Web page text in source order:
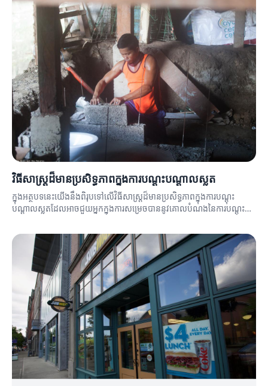
វិធីសាស្ត្រដ៏មានប្រសិទ្ធភាពក្នុងការបណ្តុះបណ្តាលស្លត
ក្នុងអត្ថបទនេះយើងនឹងពិរុបទៅលើវិធីសាស្ត្រដ៏មានប្រសិទ្ធភាពក្នុងការបណ្តុះ
បណ្តាលស្លតដែលអាចជួយអ្នកក្នុងការសម្រេចបាននូវគោលបំណងនៃការបណ្តុះ